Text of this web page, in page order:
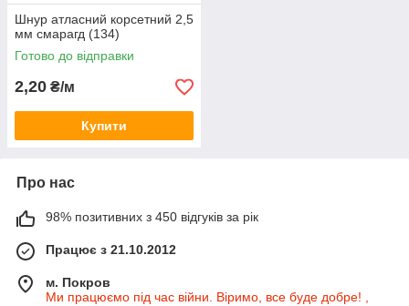
Шнур атласний корсетний 2,5
мм смарагд (134)
Готово до відправки
2,20 ₴/м
Купити
Про нас
98% позитивних з 450 відгуків за рік
Працює з 21.10.2012
м. Покров
Ми працюємо під час війни. Віримо, все буде добре! ,